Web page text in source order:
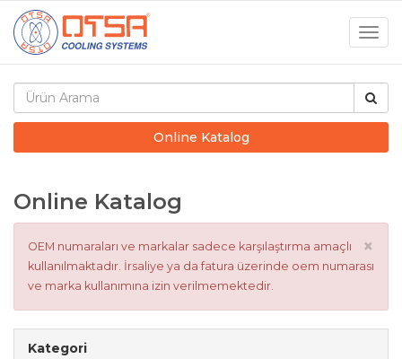
Online Katalog
Online Katalog
×
OEM numaraları ve markalar sadece karşılaştırma amaçlı
kullanılmaktadır. İrsaliye ya da fatura üzerinde oem numarası
ve marka kullanımına izin verilmemektedir.
Kategori